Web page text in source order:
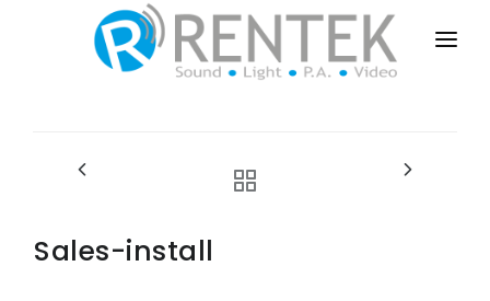
PRIVATE-EVENTS
Sales-install